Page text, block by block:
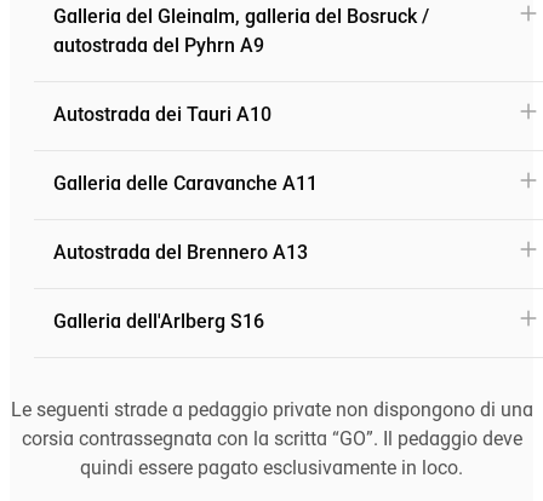
Galleria del Gleinalm, galleria del Bosruck /
autostrada del Pyhrn A9
Autostrada dei Tauri A10
Galleria delle Caravanche A11
Autostrada del Brennero A13
Galleria dell'Arlberg S16
Le seguenti strade a pedaggio private non dispongono di una
corsia contrassegnata con la scritta “GO”. Il pedaggio deve
quindi essere pagato esclusivamente in loco.